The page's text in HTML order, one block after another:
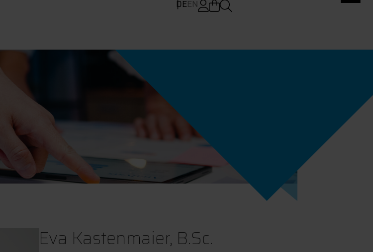
DEEN
Eva Kastenmaier, B.Sc.